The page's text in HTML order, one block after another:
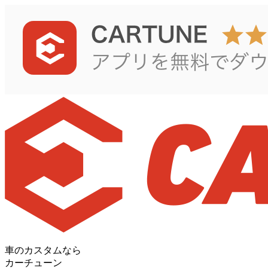
車のカスタムなら
カーチューン